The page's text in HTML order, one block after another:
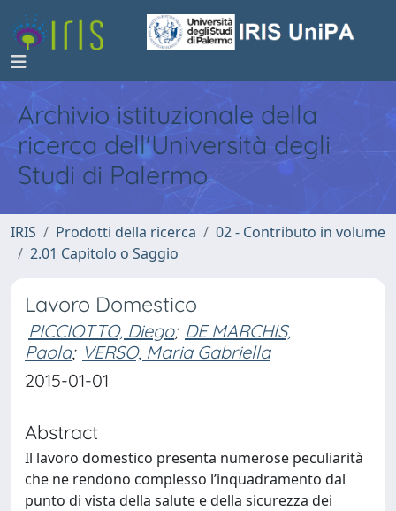
Archivio istituzionale della
ricerca dell'Università degli
Studi di Palermo
IRIS Prodotti della ricerca
02 - Contributo in volume
2.01 Capitolo o Saggio
Lavoro Domestico
PICCIOTTO, Diego; DE MARCHIS,
Paola; VERSO, Maria Gabriella
2015-01-01
Abstract
Il lavoro domestico presenta numerose peculiarità
che ne rendono complesso l’inquadramento dal
punto di vista della salute e della sicurezza dei